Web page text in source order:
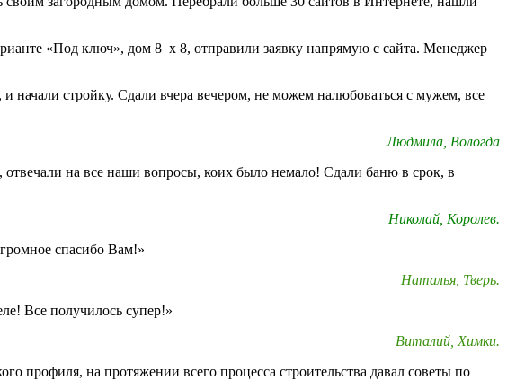
«Под ключ», дом 8 х 8, отправили заявку напрямую с сайта. Менеджер
начали стройку. Сдали вчера вечером, не можем налюбоваться с мужем, все
Людмила, Вологда
на все наши вопросы, коих было немало! Сдали баню в срок, в
Николай, Королев.
спасибо Вам!»
Наталья, Тверь.
Все получилось супер!»
Виталий, Химки.
профиля, на протяжении всего процесса строительства давал советы по